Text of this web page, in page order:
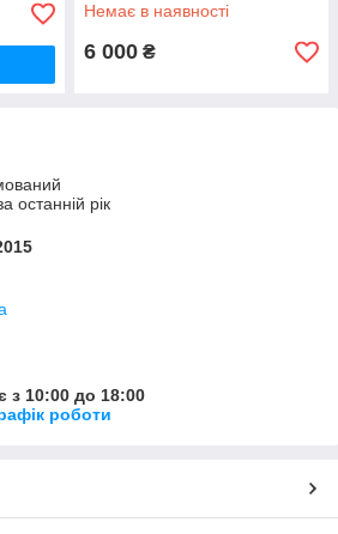
Немає в наявності
6 000 ₴
останній рік
з 10:00 до 18:00
роботи